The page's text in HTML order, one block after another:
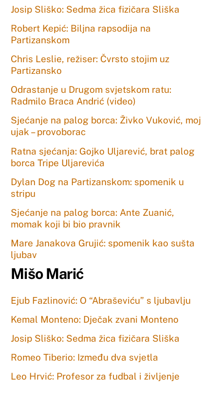
Josip Sliško: Sedma žica fizičara Sliška
Robert Kepić: Biljna rapsodija na
Partizanskom
Chris Leslie, režiser: Čvrsto stojim uz
Partizansko
Odrastanje u Drugom svjetskom ratu:
Radmilo Braca Andrić (video)
Sjećanje na palog borca: Živko Vuković, moj
ujak – provoborac
Ratna sjećanja: Gojko Uljarević, brat palog
borca Tripe Uljarevića
Dylan Dog na Partizanskom: spomenik u
stripu
Sjećanje na palog borca: Ante Zuanić,
momak koji bi bio pravnik
Mare Janakova Grujić: spomenik kao sušta
ljubav
Mišo Marić
Ejub Fazlinović: O “Abraševiću” s ljubavlju
Kemal Monteno: Dječak zvani Monteno
Josip Sliško: Sedma žica fizičara Sliška
Romeo Tiberio: Između dva svjetla
Leo Hrvić: Profesor za fudbal i življenje